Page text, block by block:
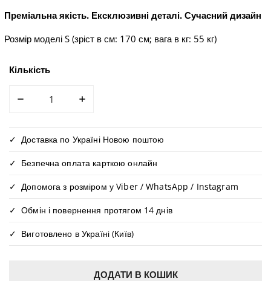
Преміальна якість. Ексклюзивні деталі. Сучасний дизайн
Розмір моделі S (зріст в см: 170 см; вага в кг: 55 кг)
Кількість
Доставка по Україні Новою поштою
Безпечна оплата карткою онлайн
Допомога з розміром у Viber / WhatsApp / Instagram
Обмін і повернення протягом 14 днів
Виготовлено в Україні (Київ)
ДОДАТИ В КОШИК